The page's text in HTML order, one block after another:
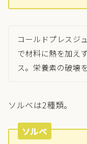
コールドプレスジ
で材料に熱を加え
ス。栄養素の破壊
ソルベは2種類。
ソルベ